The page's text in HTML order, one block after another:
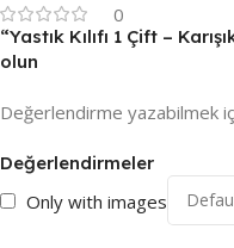
0
Değerlendirmeler
Only with images
“Yastık Kılıfı 1 Çift –
olun
Değerlendirme yazabilmek